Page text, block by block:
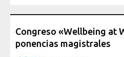
Congreso «Wellbeing at
ponencias magistrales